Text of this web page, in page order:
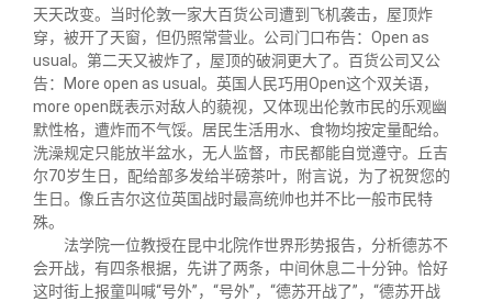
天天改变。当时伦敦一家大百货公司遭到飞机袭击，屋顶炸
穿，被开了天窗，但仍照常营业。公司门口布告：Open as
usual。第二天又被炸了，屋顶的破洞更大了。百货公司又公
告：More open as usual。英国人民巧用Open这个双关语，
more open既表示对敌人的藐视，又体现出伦敦市民的乐观幽
默性格，遭炸而不气馁。居民生活用水、食物均按定量配给。
洗澡规定只能放半盆水，无人监督，市民都能自觉遵守。丘吉
尔70岁生日，配给部多发给半磅茶叶，附言说，为了祝贺您的
生日。像丘吉尔这位英国战时最高统帅也并不比一般市民特
殊。
法学院一位教授在昆中北院作世界形势报告，分析德苏不
会开战，有四条根据，先讲了两条，中间休息二十分钟。恰好
这时街上报童叫喊“号外”，“号外”，“德苏开战了”，“德苏开战